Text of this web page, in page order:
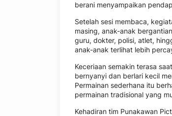
berani menyampaikan
Setelah sesi membaca,
masing, anak-anak
guru, dokter, polisi, atlet,
anak-anak terlihat lebih
Keceriaan semakin terasa
bernyanyi dan berlari kecil
Permainan sederhana itu
permainan tradisional yang
Kehadiran tim Punakawan